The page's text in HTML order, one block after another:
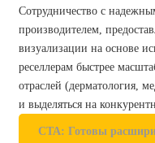
Сотрудничество с
производителем,
визуализации на основе
реселлерам быстрее
отраслей (дерматология,
и выделяться на
CTA: Готовы